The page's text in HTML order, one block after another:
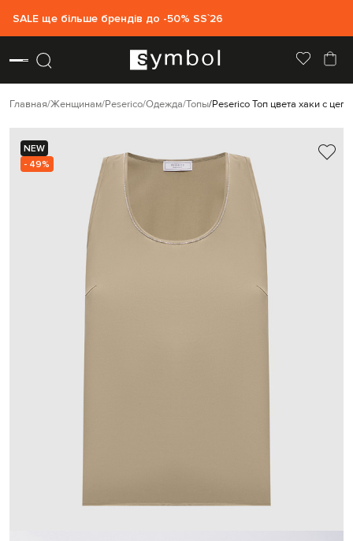
SALE ще більше брендів до -50% SS`26
Главная Женщинам Peserico Одежда Топы Peserico Топ цвета хаки с
NEW
- 49%